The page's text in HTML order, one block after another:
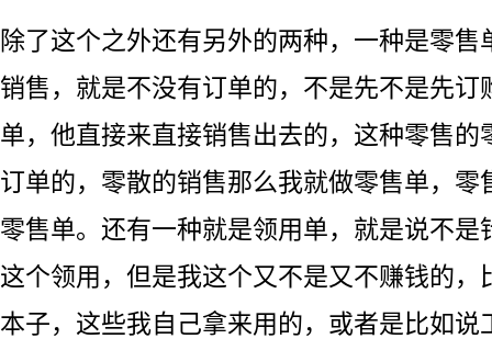
除了这个之外还有另外的两种，一种是零售
销售，就是不没有订单的，不是先不是先订
单，他直接来直接销售出去的，这种零售的
订单的，零散的销售那么我就做零售单，零
零售单。还有一种就是领用单，就是说不是
这个领用，但是我这个又不是又不赚钱的，
本子，这些我自己拿来用的，或者是比如说